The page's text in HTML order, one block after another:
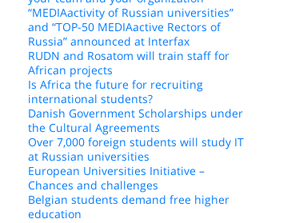
“MEDIAactivity of Russian universities”
and “TOP-50 MEDIAactive Rectors of
Russia” announced at Interfax
RUDN and Rosatom will train staff for
African projects
Is Africa the future for recruiting
international students?
Danish Government Scholarships under
the Cultural Agreements
Over 7,000 foreign students will study IT
at Russian universities
European Universities Initiative –
Chances and challenges
Belgian students demand free higher
education